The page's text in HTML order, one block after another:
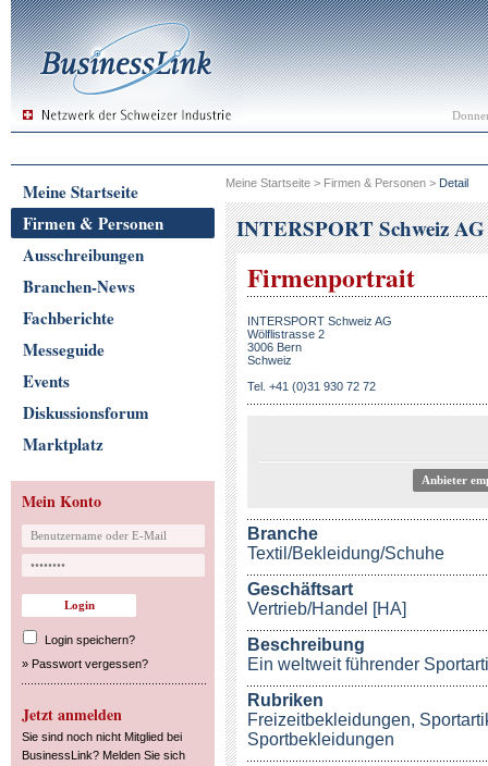
Meine Startseite
Firmen & Personen
Ausschreibungen
Branchen-News
Fachberichte
Messeguide
Events
Diskussionsforum
Marktplatz
Mein Konto
Login speichern?
» Passwort vergessen?
Jetzt anmelden
Sie sind noch nicht Mitglied bei
BusinessLink? Melden Sie sich
Meine Startseite > Firmen & Personen > Detail
INTERSPORT Schweiz AG
Firmenportrait
INTERSPORT Schweiz AG
Wölflistrasse 2
3006 Bern
Schweiz
Tel. +41 (0)31 930 72 72
Anbieter
Branche
Textil/Bekleidung/Schuhe
Geschäftsart
Vertrieb/Handel [HA]
Beschreibung
Ein weltweit führender
Rubriken
Freizeitbekleidungen,
Sportbekleidungen